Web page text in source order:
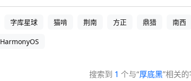
字库星球 猫啃 荆南 方正 鼎猎 南西
HarmonyOS
搜索到 1 个与“厚底黑”相关